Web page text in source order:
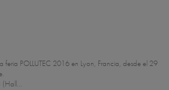
feria POLLUTEC 2016 en Lyon, Francia, desde el 29
(Hall...